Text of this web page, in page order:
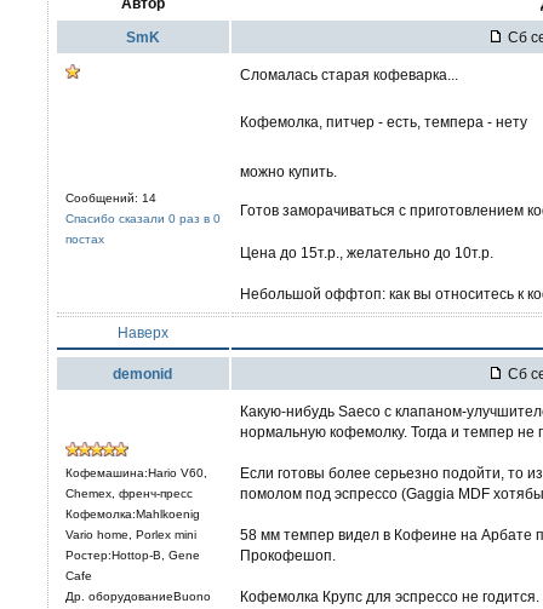
SmK Сб
Сообщений: 14
Спасибо сказали 0 раз в 0
постах
Сломалась старая кофеварка...
Кофемолка, питчер - есть, темпера - нету
можно купить.
Готов заморачиваться с приготовлением
Цена до 15т.р., желательно до 10т.р.
Небольшой оффтоп: как вы относитесь к
Наверх
demonid Сб
Кофемашина:Hario V60,
Chemex, френч-пресс
Кофемолка:Mahlkoenig
Vario home, Porlex mini
Ростер:Hottop-B, Gene
Cafe
Др. оборудованиеBuono
Какую-нибудь Saeco с клапаном-
нормальную кофемолку. Тогда и темпер не
Если готовы более серьезно подойти, то
помолом под эспрессо (Gaggia MDF
58 мм темпер видел в Кофеине на Арбате
Прокофешоп.
Кофемолка Крупс для эспрессо не годится.